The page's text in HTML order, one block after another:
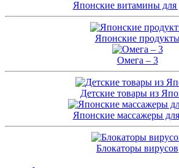
Японские витамины для
Японские
Омега – 3
Детские товары из
Японские массажеры
Блокаторы вирусов